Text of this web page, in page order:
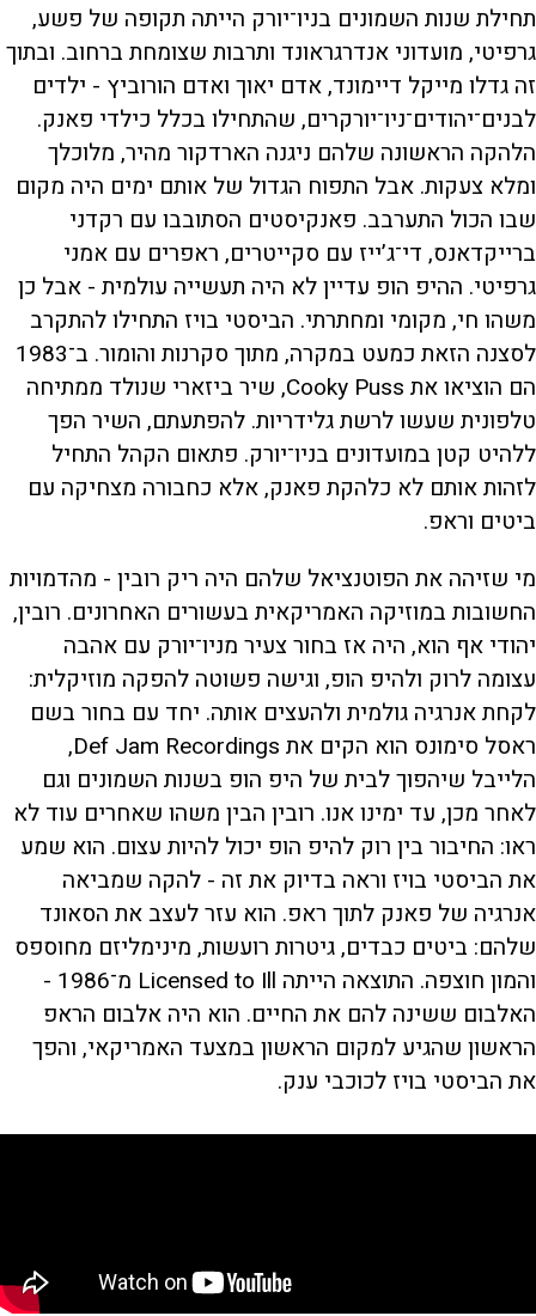
תחילת שנות השמונים בניו־יורק הייתה תקופה של פשע,
גרפיטי, מועדוני אנדרגראונד ותרבות שצומחת ברחוב. ובתוך
זה גדלו מייקל דיימונד, אדם יאוך ואדם הורוביץ - ילדים
לבנים־יהודים־ניו־יורקרים, שהתחילו בכלל כילדי פאנק.
הלהקה הראשונה שלהם ניגנה הארדקור מהיר, מלוכלך
ומלא צעקות. אבל התפוח הגדול של אותם ימים היה מקום
שבו הכול התערבב. פאנקיסטים הסתובבו עם רקדני
ברייקדאנס, די־ג’ייז עם סקייטרים, ראפרים עם אמני
גרפיטי. ההיפ הופ עדיין לא היה תעשייה עולמית - אבל כן
משהו חי, מקומי ומחתרתי. הביסטי בויז התחילו להתקרב
לסצנה הזאת כמעט במקרה, מתוך סקרנות והומור. ב־1983
הם הוציאו את Cooky Puss, שיר ביזארי שנולד ממתיחה
טלפונית שעשו לרשת גלידריות. להפתעתם, השיר הפך
ללהיט קטן במועדונים בניו־יורק. פתאום הקהל התחיל
לזהות אותם לא כלהקת פאנק, אלא כחבורה מצחיקה עם
ביטים וראפ.
מי שזיהה את הפוטנציאל שלהם היה ריק רובין - מהדמויות
החשובות במוזיקה האמריקאית בעשורים האחרונים. רובין,
יהודי אף הוא, היה אז בחור צעיר מניו־יורק עם אהבה
עצומה לרוק ולהיפ הופ, וגישה פשוטה להפקה מוזיקלית:
לקחת אנרגיה גולמית ולהעצים אותה. יחד עם בחור בשם
ראסל סימונס הוא הקים את Def Jam Recordings,
הלייבל שיהפוך לבית של היפ הופ בשנות השמונים וגם
לאחר מכן, עד ימינו אנו. רובין הבין משהו שאחרים עוד לא
ראו: החיבור בין רוק להיפ הופ יכול להיות עצום. הוא שמע
את הביסטי בויז וראה בדיוק את זה - להקה שמביאה
אנרגיה של פאנק לתוך ראפ. הוא עזר לעצב את הסאונד
שלהם: ביטים כבדים, גיטרות רועשות, מינימליזם מחוספס
והמון חוצפה. התוצאה הייתה Licensed to Ill מ־1986 -
האלבום ששינה להם את החיים. הוא היה אלבום הראפ
הראשון שהגיע למקום הראשון במצעד האמריקאי, והפך
את הביסטי בויז לכוכבי ענק.